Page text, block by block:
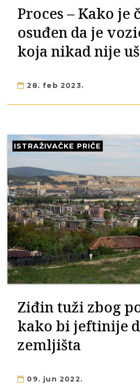
Proces – Kako je
osuđen da je
koja nikad nije
28. feb 2023.
ISTRAŽIVAČKE PRIČE
Ziđin tuži zbog
kako bi jeftinije
zemljišta
09. jun 2022.